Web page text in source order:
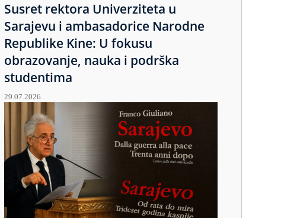
Susret rektora Univerziteta u
Sarajevu i ambasadorice Narodne
Republike Kine: U fokusu
obrazovanje, nauka i podrška
studentima
29.07.2026.